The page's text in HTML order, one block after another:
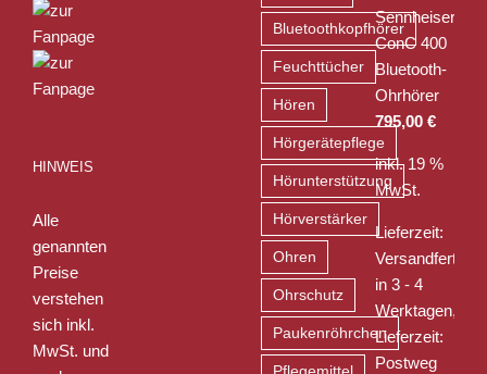
HINWEIS
Alle
genannten
Preise
verstehen
sich inkl.
MwSt. und
Bluetoothkopfhörer
Feuchttücher
Hören
Hörgerätepflege
Hörunterstützung
Hörverstärker
Ohren
Ohrschutz
Paukenröhrchen
Sennheiser
ConC 400
Bluetooth-
Ohrhörer
795,00 €
inkl. 19 %
MwSt.
Lieferzeit:
Versandfertig
in 3 - 4
Werktagen,
Lieferzeit:
Postweg